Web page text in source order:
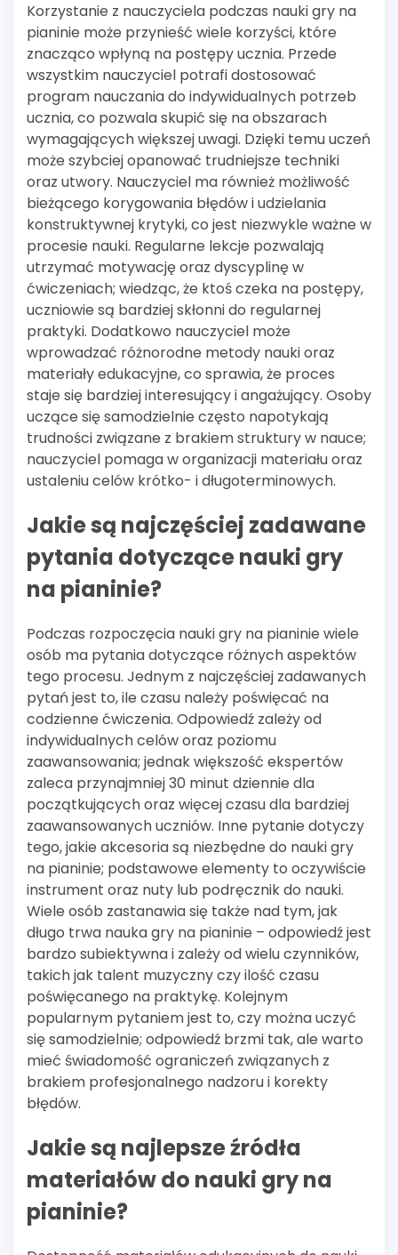
Korzystanie z nauczyciela podczas nauki gry na
pianinie może przynieść wiele korzyści, które
znacząco wpłyną na postępy ucznia. Przede
wszystkim nauczyciel potrafi dostosować
program nauczania do indywidualnych potrzeb
ucznia, co pozwala skupić się na obszarach
wymagających większej uwagi. Dzięki temu uczeń
może szybciej opanować trudniejsze techniki
oraz utwory. Nauczyciel ma również możliwość
bieżącego korygowania błędów i udzielania
konstruktywnej krytyki, co jest niezwykle ważne w
procesie nauki. Regularne lekcje pozwalają
utrzymać motywację oraz dyscyplinę w
ćwiczeniach; wiedząc, że ktoś czeka na postępy,
uczniowie są bardziej skłonni do regularnej
praktyki. Dodatkowo nauczyciel może
wprowadzać różnorodne metody nauki oraz
materiały edukacyjne, co sprawia, że proces
staje się bardziej interesujący i angażujący. Osoby
uczące się samodzielnie często napotykają
trudności związane z brakiem struktury w nauce;
nauczyciel pomaga w organizacji materiału oraz
ustaleniu celów krótko- i długoterminowych.
Jakie są najczęściej zadawane
pytania dotyczące nauki gry
na pianinie?
Podczas rozpoczęcia nauki gry na pianinie wiele
osób ma pytania dotyczące różnych aspektów
tego procesu. Jednym z najczęściej zadawanych
pytań jest to, ile czasu należy poświęcać na
codzienne ćwiczenia. Odpowiedź zależy od
indywidualnych celów oraz poziomu
zaawansowania; jednak większość ekspertów
zaleca przynajmniej 30 minut dziennie dla
początkujących oraz więcej czasu dla bardziej
zaawansowanych uczniów. Inne pytanie dotyczy
tego, jakie akcesoria są niezbędne do nauki gry
na pianinie; podstawowe elementy to oczywiście
instrument oraz nuty lub podręcznik do nauki.
Wiele osób zastanawia się także nad tym, jak
długo trwa nauka gry na pianinie – odpowiedź jest
bardzo subiektywna i zależy od wielu czynników,
takich jak talent muzyczny czy ilość czasu
poświęcanego na praktykę. Kolejnym
popularnym pytaniem jest to, czy można uczyć
się samodzielnie; odpowiedź brzmi tak, ale warto
mieć świadomość ograniczeń związanych z
brakiem profesjonalnego nadzoru i korekty
błędów.
Jakie są najlepsze źródła
materiałów do nauki gry na
pianinie?